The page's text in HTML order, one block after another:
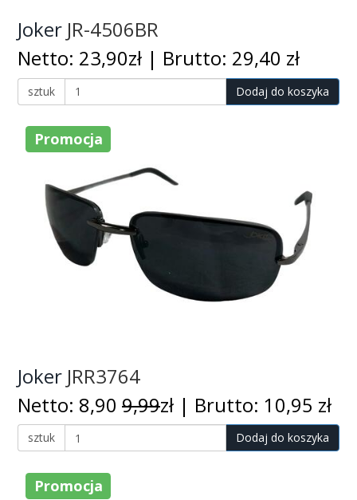
Joker JR-4506BR
Netto: 23,90zł | Brutto: 29,40 zł
sztuk Dodaj do koszyka
Joker JRR3764
Netto: 8,90 9,99zł | Brutto: 10,95 zł
sztuk Dodaj do koszyka
Promocja
Promocja